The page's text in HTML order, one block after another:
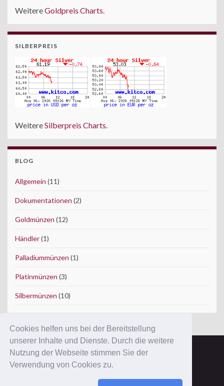
Cookies helfen uns bei der Bereitstellung
unserer Inhalte und Dienste. Durch die weitere
Nutzung der Webseite stimmen Sie der
Verwendung von Cookies zu.
WeitereGoldpreis Charts.
SILBERPREIS
WeitereSilberpreis Charts.
BLOG
Allgemein (11)
Dokumentationen (2)
Goldmünzen (12)
Händler(1)
Palladiummünzen (1)
Platinmünzen (3)
Silbermünzen (10)
Copyright © 2012 ConWeSo GmbH.
Ausgewiesene Marken gehören ihren Eigentümern.